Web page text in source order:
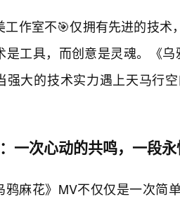
工作室不🎯仅拥有先进的技
是工具，而创意是灵魂。《
强大的技术实力遇上天马行
：一次心动的共鸣，一段
鸦麻花》MV不仅仅是一次简